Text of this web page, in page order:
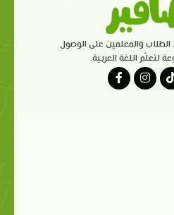
والمعلمين على الوصول
لتعلّم اللغة العربية.